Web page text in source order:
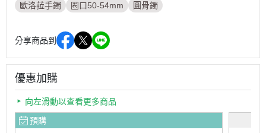
歐洛菈手鐲 圈口50-54mm 圓骨鐲
分享商品到
優惠加購
向左滑動以查看更多商品
預購